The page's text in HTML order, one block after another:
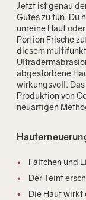
Jetzt ist genau
Gutes zu tun. Du
unreine Haut
Portion Frische
diesem
abgestorbene
wirkungsvoll.
Produktion von
neuartigen
Fältchen und
Der Teint
Die Haut